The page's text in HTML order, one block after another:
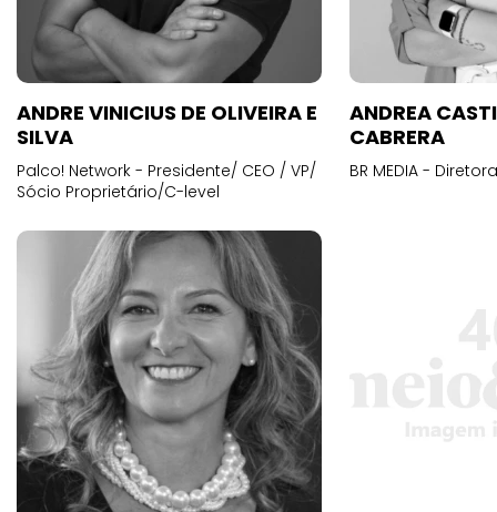
ANDRE VINICIUS DE OLIVEIRA E
SILVA
Palco! Network - Presidente/ CEO / VP/
Sócio Proprietário/C-level
ANDREA
CABRERA
BR MEDIA -